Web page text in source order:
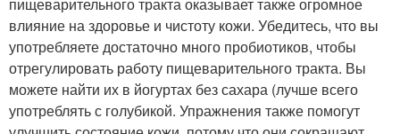
пищеварительного тракта оказывает также огромное
влияние на здоровье и чистоту кожи. Убедитесь, что вы
употребляете достаточно много пробиотиков, чтобы
отрегулировать работу пищеварительного тракта. Вы
можете найти их в йогуртах без сахара (лучше всего
употреблять с голубикой. Упражнения также помогут